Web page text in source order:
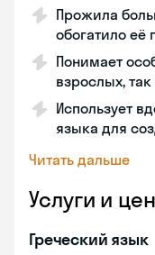
Прожила
обогатило её
Понимает
взрослых,
Использует
языка для
Читать дальше
Услуги и
Греческий язык